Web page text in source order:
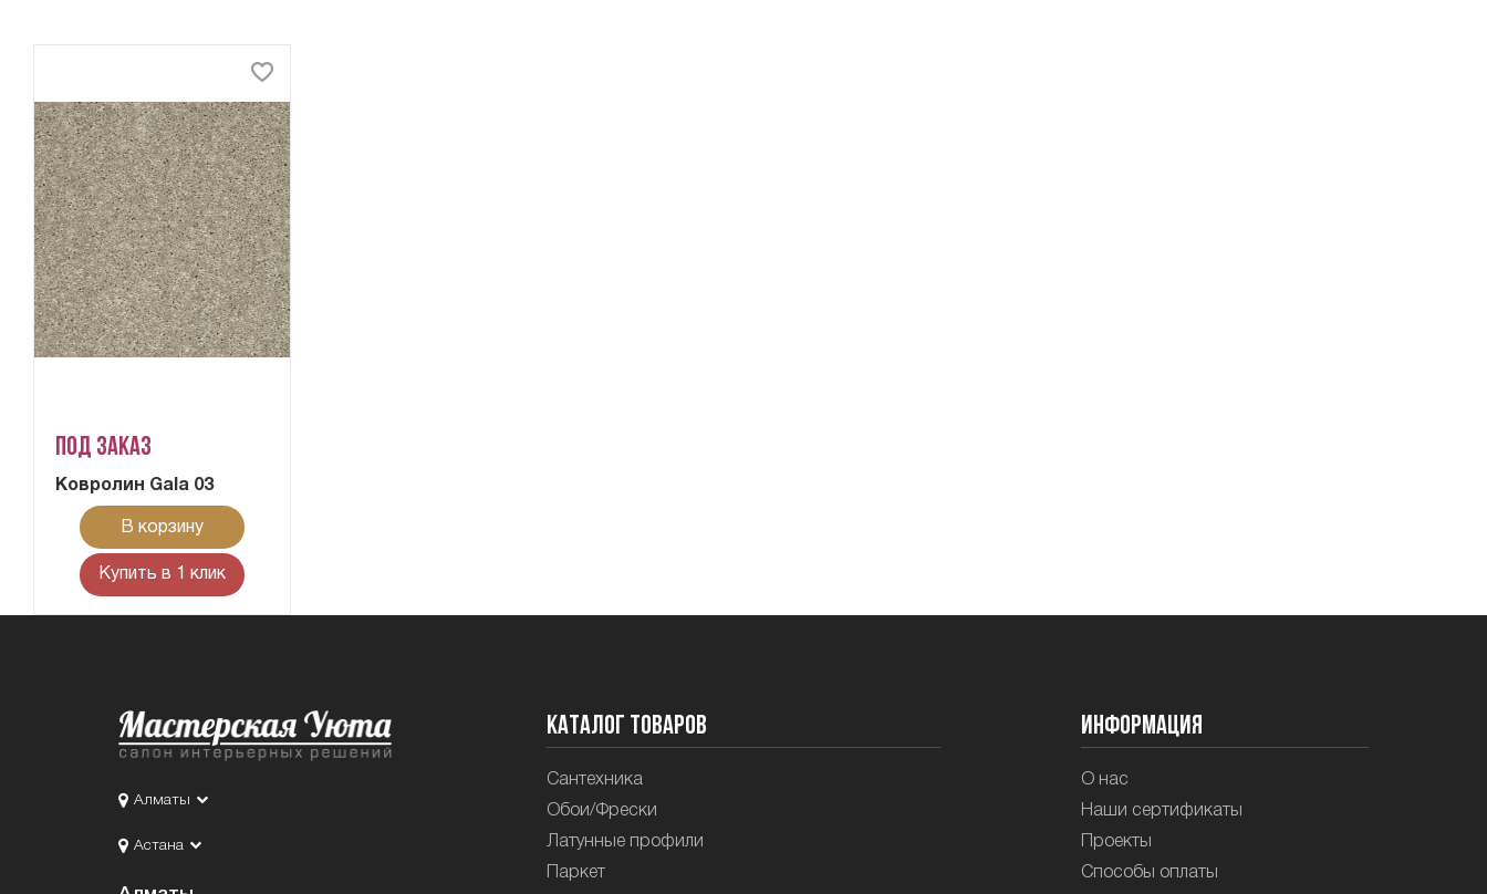
Под заказ
Ковролин Gala 03
В корзину
Купить в 1 клик
Алматы
Астана
Каталог товаров
Сантехника
Обои/Фрески
Латунные профили
Паркет
Информация
О нас
Наши сертификаты
Проекты
Способы оплаты